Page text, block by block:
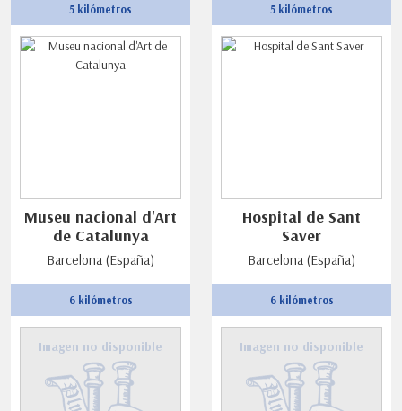
5 kilómetros
Museu nacional d'Art
de Catalunya
Barcelona (España)
5 kilómetros
Hospital de Sant
Saver
Barcelona (España)
6 kilómetros
Imagen no disponible
6 kilómetros
Imagen no disponible